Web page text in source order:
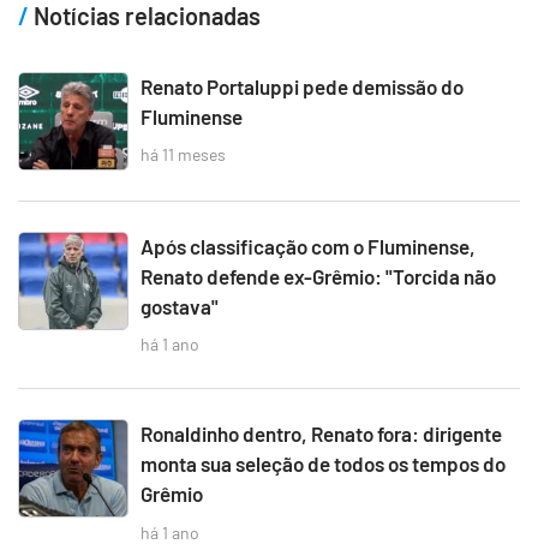
Notícias relacionadas
Renato Portaluppi pede demissão do
Fluminense
há 11 meses
Após classificação com o Fluminense,
Renato defende ex-Grêmio: "Torcida não
gostava"
há 1 ano
Ronaldinho dentro, Renato fora: dirigente
monta sua seleção de todos os tempos do
Grêmio
há 1 ano